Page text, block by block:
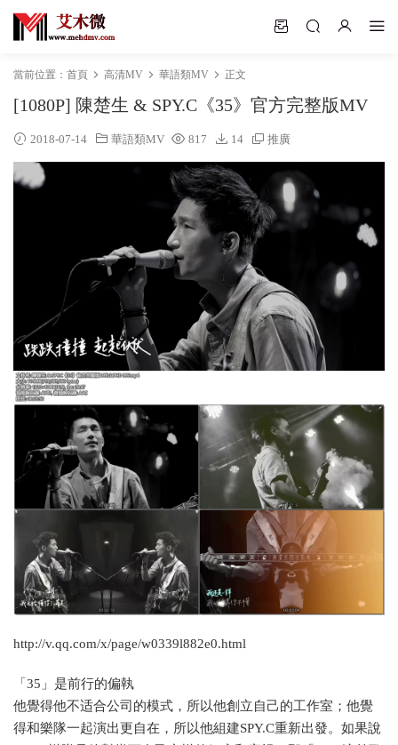
當前位置： 首頁 高清MV 華語類MV 正文
[1080P] 陳楚生 & SPY.C《35》官方完整版MV
2018-07-14 華語類MV 817 14 推廣
http://v.qq.com/x/page/w0339l882e0.html
「35」是前行的偏執
他覺得他不适合公司的模式，所以他創立自己的工作室；他覺
得和樂隊一起演出更自在，所以他組建SPY.C重新出發。如果說